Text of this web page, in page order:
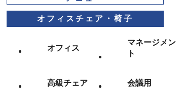
オフィスチェア・椅子
オフィス
マネージメン
ト
高級チェア 会議用